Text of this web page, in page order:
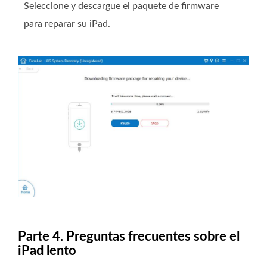
Seleccione y descargue el paquete de firmware
para reparar su iPad.
Parte 4. Preguntas frecuentes sobre el
iPad lento